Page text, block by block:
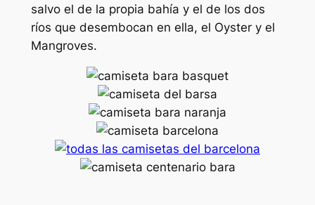
salvo el de la propia bahía y el de los dos
ríos que desembocan en ella, el Oyster y el
Mangroves.